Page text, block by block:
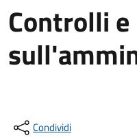
Controlli
Condividi